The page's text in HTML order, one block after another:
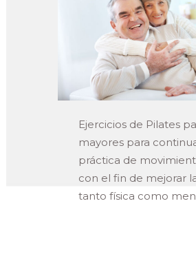
Ejercicios de Pilates
mayores para
práctica de
con el fin de mejorar
tanto física como